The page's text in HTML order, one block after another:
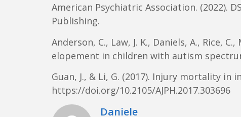
American Psychiatric Association. (2022).
Publishing.
Anderson, C., Law, J. K., Daniels, A., Rice,
elopement in children with autism
Guan, J., & Li, G. (2017). Injury mortality in
https://doi.org/10.2105/AJPH.2017.303696
Daniele